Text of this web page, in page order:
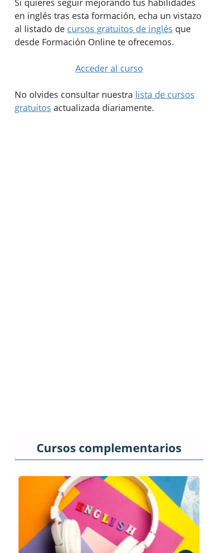
en inglés tras esta formación, echa un vistazo
al listado de cursos gratuitos de inglés que
desde Formación Online te ofrecemos.
Acceder al curso
No olvides consultar nuestra lista de cursos
gratuitos actualizada diariamente.
Cursos complementarios